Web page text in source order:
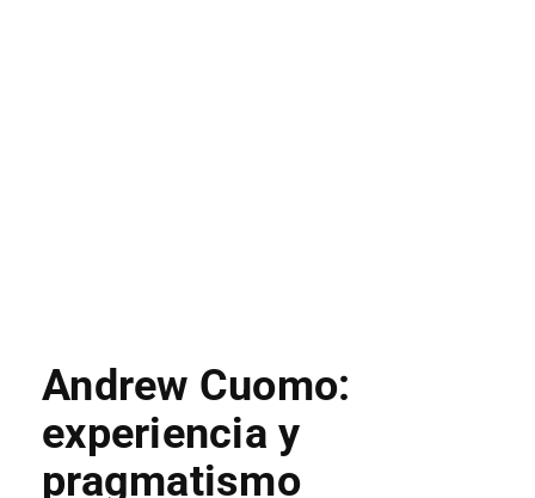
Andrew Cuomo:
experiencia y
pragmatismo